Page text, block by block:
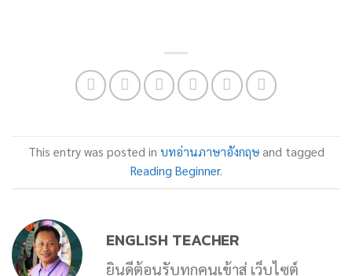
This entry was posted in บทอ่านภาษาอังกฤษand tagged
Reading Beginner.
ENGLISH TEACHER
ยินดีต้อนรับทุกคนเข้าสู่ เว็บไซต์